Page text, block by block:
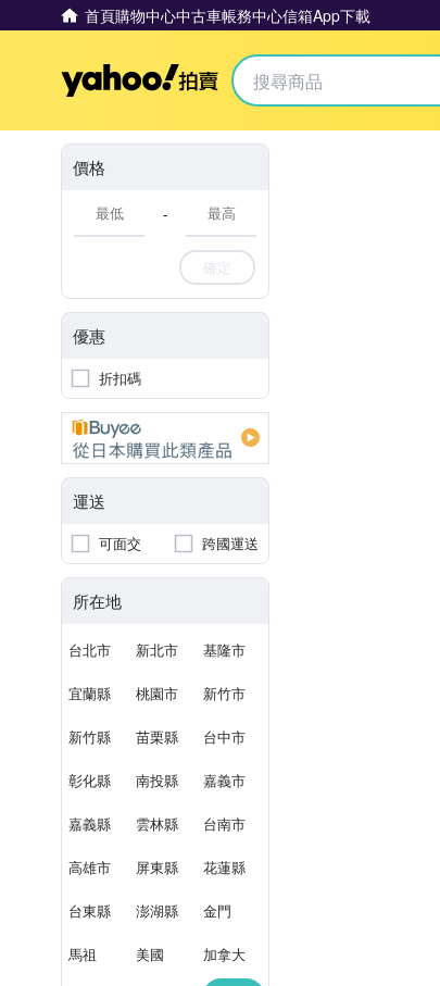
首頁購物中心中古車帳務中心信箱App下載
Yahoo拍賣
價格
-
確定
優惠
折扣碼
運送
可面交 跨國運送
所在地
台北市 新北市 基隆市
宜蘭縣 桃園市 新竹市
新竹縣 苗栗縣 台中市
彰化縣 南投縣 嘉義市
嘉義縣 雲林縣 台南市
高雄市 屏東縣 花蓮縣
台東縣 澎湖縣 金門
馬祖 美國 加拿大